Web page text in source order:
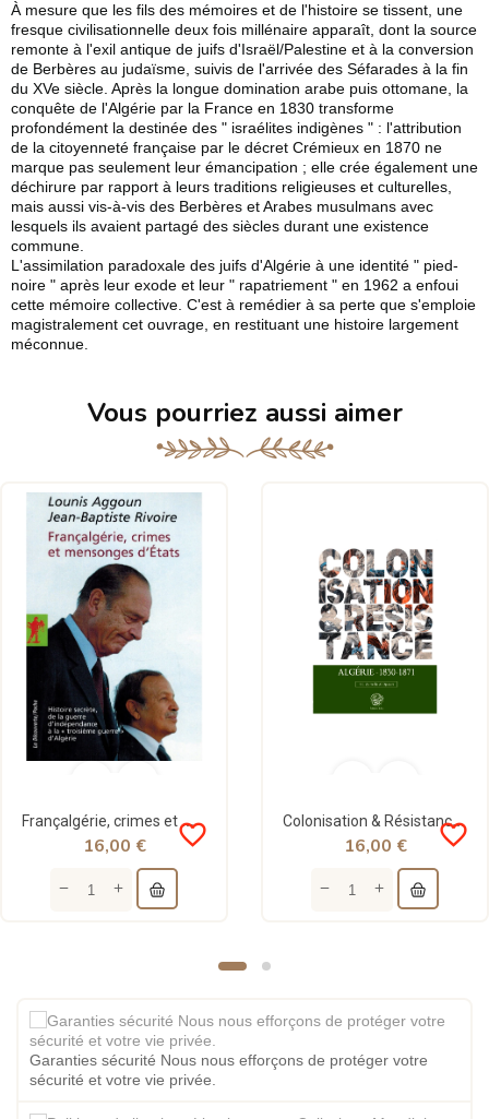
À mesure que les fils des mémoires et de l'histoire se tissent, une
fresque civilisationnelle deux fois millénaire apparaît, dont la source
remonte à l'exil antique de juifs d'Israël/Palestine et à la conversion
de Berbères au judaïsme, suivis de l'arrivée des Séfarades à la fin
du XVe siècle. Après la longue domination arabe puis ottomane, la
conquête de l'Algérie par la France en 1830 transforme
profondément la destinée des " israélites indigènes " : l'attribution
de la citoyenneté française par le décret Crémieux en 1870 ne
marque pas seulement leur émancipation ; elle crée également une
déchirure par rapport à leurs traditions religieuses et culturelles,
mais aussi vis-à-vis des Berbères et Arabes musulmans avec
lesquels ils avaient partagé des siècles durant une existence
commune.
L'assimilation paradoxale des juifs d'Algérie à une identité " pied-
noire " après leur exode et leur " rapatriement " en 1962 a enfoui
cette mémoire collective. C'est à remédier à sa perte que s'emploie
magistralement cet ouvrage, en restituant une histoire largement
méconnue.
Vous pourriez aussi aimer
Françalgérie, crimes et mensonges d'États - Lounis Aggoun & Jean-Baptiste Rivoire - La Découverte
favorite_border
16,00 €
Colonisation & Résistance : Algérie (1830-1871) - S.E Zaimeche Al-Djazairi - Editions Ribât
favorite_border
16,00 €
Garanties sécurité Nous nous efforçons de protéger votre
sécurité et votre vie privée.